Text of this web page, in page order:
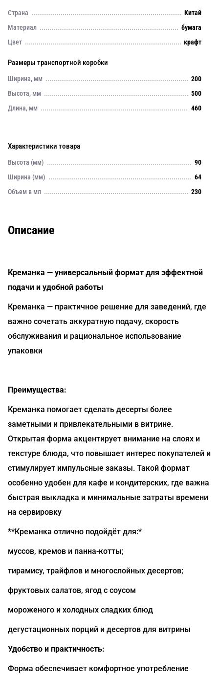
Страна
Китай
Материал
бумага
Цвет
крафт
Размеры транспортной коробки
Ширина, мм
200
Высота, мм
500
Длина, мм
460
Характеристики товара
Высота (мм)
90
Ширина (мм)
64
Объем в мл
230
Описание
Креманка — универсальный формат для эффектной
подачи и удобной работы
Креманка — практичное решение для заведений, где
важно сочетать аккуратную подачу, скорость
обслуживания и рациональное использование
упаковки
Преимущества:
Креманка помогает сделать десерты более
заметными и привлекательными в витрине.
Открытая форма акцентирует внимание на слоях и
текстуре блюда, что повышает интерес покупателей и
стимулирует импульсные заказы. Такой формат
особенно удобен для кафе и кондитерских, где важна
быстрая выкладка и минимальные затраты времени
на сервировку
**Креманка отлично подойдёт для:*
муссов, кремов и панна-котты;
тирамису, трайфлов и многослойных десертов;
фруктовых салатов, ягод с соусом
мороженого и холодных сладких блюд
дегустационных порций и десертов для витрины
Удобство и практичность:
Форма обеспечивает комфортное употребление